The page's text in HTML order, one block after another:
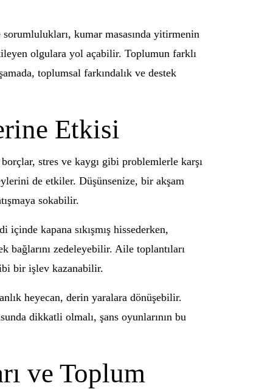
kumar masasında yitirmenin
olgulara yol açabilir. Toplumun farklı
toplumsal farkındalık ve destek
Etkisi
stres ve kaygı gibi problemlerle karşı
de etkiler. Düşünsenize, bir akşam
sokabilir.
kapana sıkışmış hissederken,
bağlarını zedeleyebilir. Aile toplantıları
bir işlev kazanabilir.
heyecan, derin yaralara dönüşebilir.
dikkatli olmalı, şans oyunlarının bu
ve Toplum